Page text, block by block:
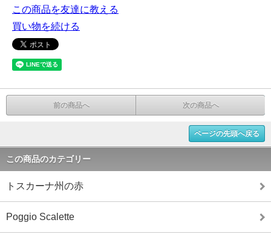
この商品を友達に教える
買い物を続ける
前の商品へ 次の商品へ
ページの先頭へ戻る
この商品のカテゴリー
トスカーナ州の赤
Poggio Scalette